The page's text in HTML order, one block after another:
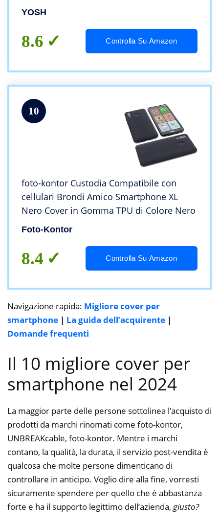
Galaxy Xiaomi Redmi Huawei P40 P30 PRO
YOSH
8.6 Controlla Su Amazon
10
foto-kontor Custodia Compatibile con
cellulari Brondi Amico Smartphone XL
Nero Cover in Gomma TPU di Colore Nero
Foto-Kontor
8.4 Controlla Su Amazon
Navigazione rapida: Migliore cover per
smartphone | La guida dell’acquirente |
Domande frequenti
Il 10 migliore cover per
smartphone nel 2024
La maggior parte delle persone sottolinea l’acquisto di
prodotti da marchi rinomati come foto-kontor,
UNBREAKcable, foto-kontor. Mentre i marchi
contano, la qualità, la durata, il servizio post-vendita è
qualcosa che molte persone dimenticano di
controllare in anticipo. Voglio dire alla fine, vorresti
sicuramente spendere per quello che è abbastanza
forte e ha il supporto legittimo dell’azienda, giusto?